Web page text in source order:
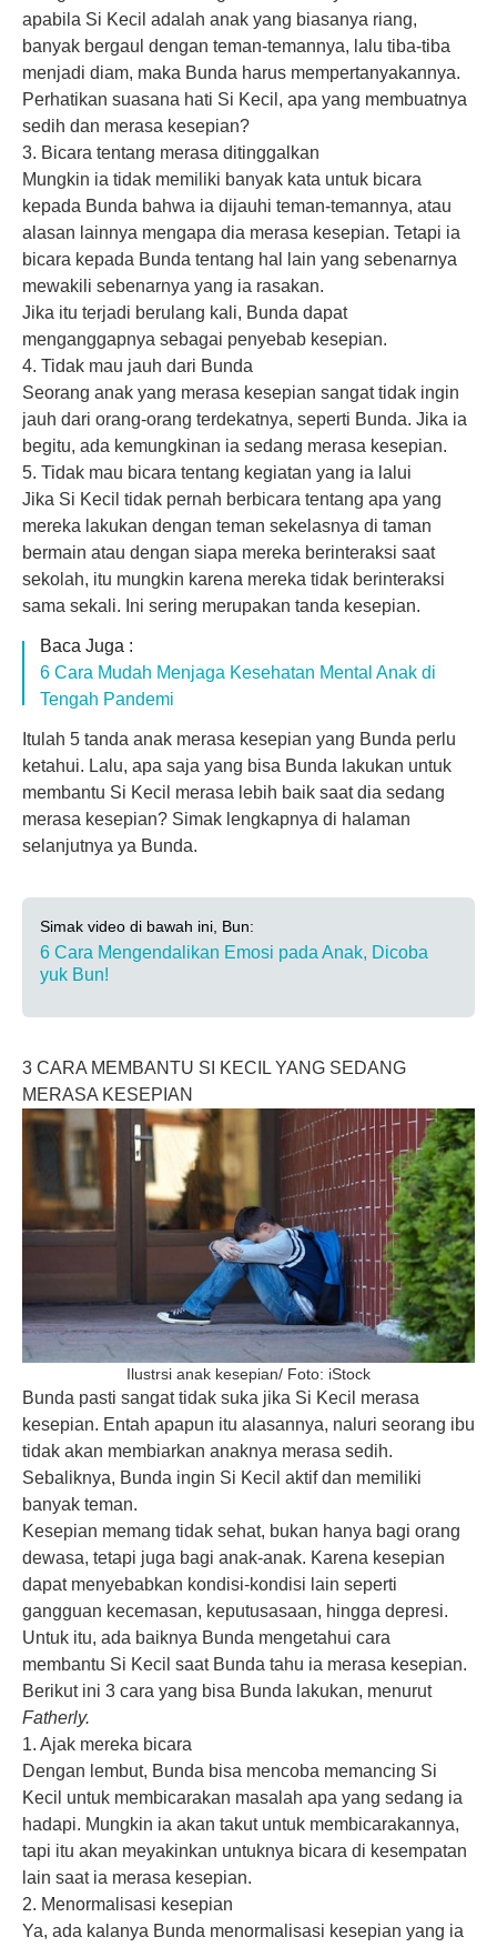
apabila Si Kecil adalah anak yang biasanya riang,
banyak bergaul dengan teman-temannya, lalu tiba-tiba
menjadi diam, maka Bunda harus mempertanyakannya.
Perhatikan suasana hati Si Kecil, apa yang membuatnya
sedih dan merasa kesepian?
3. Bicara tentang merasa ditinggalkan
Mungkin ia tidak memiliki banyak kata untuk bicara
kepada Bunda bahwa ia dijauhi teman-temannya, atau
alasan lainnya mengapa dia merasa kesepian. Tetapi ia
bicara kepada Bunda tentang hal lain yang sebenarnya
mewakili sebenarnya yang ia rasakan.
Jika itu terjadi berulang kali, Bunda dapat
menganggapnya sebagai penyebab kesepian.
4. Tidak mau jauh dari Bunda
Seorang anak yang merasa kesepian sangat tidak ingin
jauh dari orang-orang terdekatnya, seperti Bunda. Jika ia
begitu, ada kemungkinan ia sedang merasa kesepian.
5. Tidak mau bicara tentang kegiatan yang ia lalui
Jika Si Kecil tidak pernah berbicara tentang apa yang
mereka lakukan dengan teman sekelasnya di taman
bermain atau dengan siapa mereka berinteraksi saat
sekolah, itu mungkin karena mereka tidak berinteraksi
sama sekali. Ini sering merupakan tanda kesepian.
Baca Juga :
6 Cara Mudah Menjaga Kesehatan Mental Anak di
Tengah Pandemi
Itulah 5 tanda anak merasa kesepian yang Bunda perlu
ketahui. Lalu, apa saja yang bisa Bunda lakukan untuk
membantu Si Kecil merasa lebih baik saat dia sedang
merasa kesepian? Simak lengkapnya di halaman
selanjutnya ya Bunda.
Simak video di bawah ini, Bun:
6 Cara Mengendalikan Emosi pada Anak, Dicoba
yuk Bun!
3 CARA MEMBANTU SI KECIL YANG SEDANG
MERASA KESEPIAN
Ilustrsi anak kesepian/ Foto: iStock
Bunda pasti sangat tidak suka jika Si Kecil merasa
kesepian. Entah apapun itu alasannya, naluri seorang ibu
tidak akan membiarkan anaknya merasa sedih.
Sebaliknya, Bunda ingin Si Kecil aktif dan memiliki
banyak teman.
Kesepian memang tidak sehat, bukan hanya bagi orang
dewasa, tetapi juga bagi anak-anak. Karena kesepian
dapat menyebabkan kondisi-kondisi lain seperti
gangguan kecemasan, keputusasaan, hingga depresi.
Untuk itu, ada baiknya Bunda mengetahui cara
membantu Si Kecil saat Bunda tahu ia merasa kesepian.
Berikut ini 3 cara yang bisa Bunda lakukan, menurut
Fatherly.
1. Ajak mereka bicara
Dengan lembut, Bunda bisa mencoba memancing Si
Kecil untuk membicarakan masalah apa yang sedang ia
hadapi. Mungkin ia akan takut untuk membicarakannya,
tapi itu akan meyakinkan untuknya bicara di kesempatan
lain saat ia merasa kesepian.
2. Menormalisasi kesepian
Ya, ada kalanya Bunda menormalisasi kesepian yang ia